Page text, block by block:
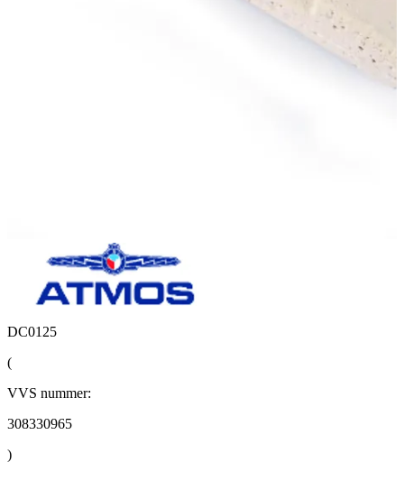
DC0125
(
VVS nummer:
308330965
)